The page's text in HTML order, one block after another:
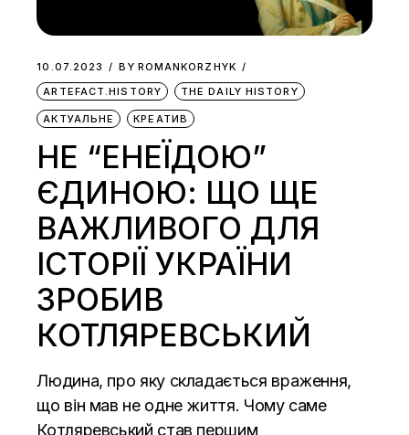
10.07.2023 BY ROMANKORZHYK
ARTEFACT.HISTORY
THE DAILY HISTORY
АКТУАЛЬНЕ КРЕАТИВ
НЕ “ЕНЕЇДОЮ”
ЄДИНОЮ: ЩО ЩЕ
ВАЖЛИВОГО ДЛЯ
ІСТОРІЇ УКРАЇНИ
ЗРОБИВ
КОТЛЯРЕВСЬКИЙ
Людина, про яку складається враження,
що він мав не одне життя. Чому саме
Котляревський став першим